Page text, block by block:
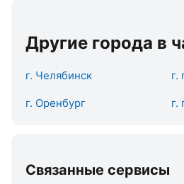
Другие города в
г. Челябинск г.
г. Оренбург г.
Связанные сервисы